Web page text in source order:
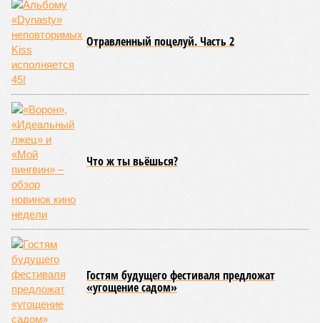
Отравленный поцелуй. Часть 2
Что ж ты вьёшься?
Гостям будущего фестиваля предложат
«угощение садом»